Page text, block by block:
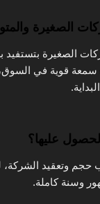
الصغيرة بتستفيد
سمعة قوية في السوق،
وتعقيد الشركة،